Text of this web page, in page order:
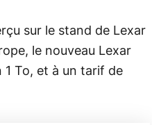
sur le stand de Lexar
le nouveau Lexar
1 To, et à un tarif de